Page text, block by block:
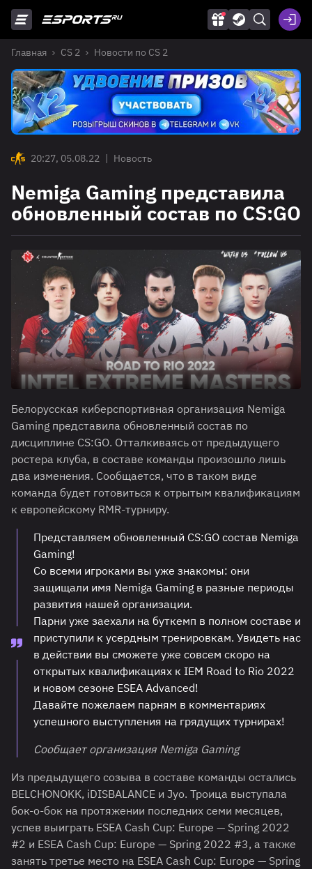
Главная CS 2 Новости по CS 2
20:27, 05.08.22 | Новость
Nemiga Gaming представила
обновленный состав по CS:GO
Белорусская киберспортивная организация Nemiga
Gaming представила обновленный состав по
дисциплине CS:GO. Отталкиваясь от предыдущего
ростера клуба, в составе команды произошло лишь
два изменения. Сообщается, что в таком виде
команда будет готовиться к отрытым квалификациям
к европейскому RMR-турниру.
Представляем обновленный CS:GO состав Nemiga
Gaming!
Со всеми игроками вы уже знакомы: они
защищали имя Nemiga Gaming в разные периоды
развития нашей организации.
Парни уже заехали на буткемп в полном составе и
приступили к усердным тренировкам. Увидеть нас
в действии вы сможете уже совсем скоро на
открытых квалификациях к IEM Road to Rio 2022
и новом сезоне ESEA Advanced!
Давайте пожелаем парням в комментариях
успешного выступления на грядущих турнирах!
Сообщает организация Nemiga Gaming
Из предыдущего созыва в составе команды остались
BELCHONOKK, iDISBALANCE и Jyo. Троица выступала
бок-о-бок на протяжении последних семи месяцев,
успев выиграть ESEA Cash Cup: Europe — Spring 2022
#2 и ESEA Cash Cup: Europe — Spring 2022 #3, а также
занять третье место на ESEA Cash Cup: Europe — Spring